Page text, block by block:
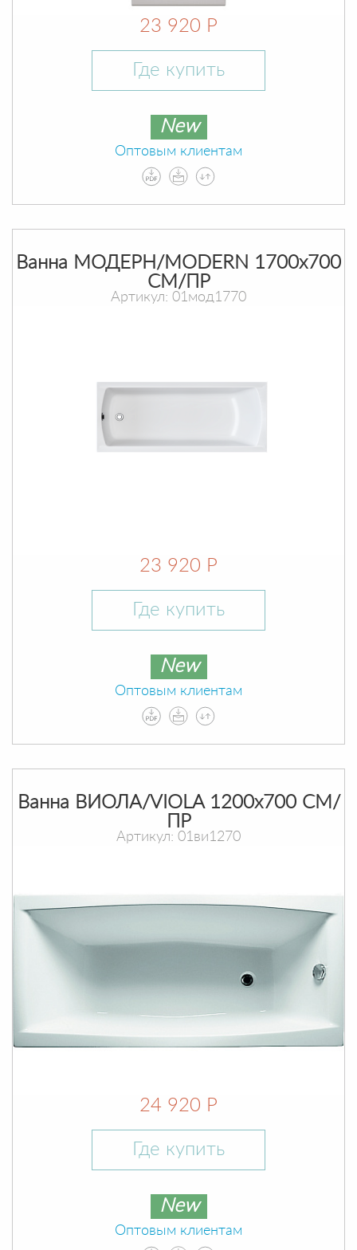
23 920 Р
Где купить
New
Оптовым клиентам
Ванна МОДЕРН/MODERN 1700х700
СМ/ПР
Артикул: 01мод1770
23 920 Р
Где купить
New
Оптовым клиентам
Ванна ВИОЛА/VIOLA 1200х700 СМ/
ПР
Артикул: 01ви1270
24 920 Р
Где купить
New
Оптовым клиентам